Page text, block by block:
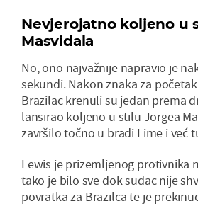
Nevjerojatno koljeno u
Masvidala
No, ono najvažnije napravio je
sekundi. Nakon znaka za
Brazilac krenuli su jedan prema
lansirao koljeno u stilu Jorgea
završilo točno u bradi Lime i već
Lewis je prizemljenog protivnika
tako je bilo sve dok sudac nije
povratka za Brazilca te je